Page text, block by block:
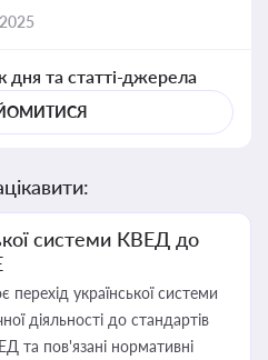
дня та статті-джерела
системи КВЕД до
перехід української системи
діяльності до стандартів
та пов'язані нормативні